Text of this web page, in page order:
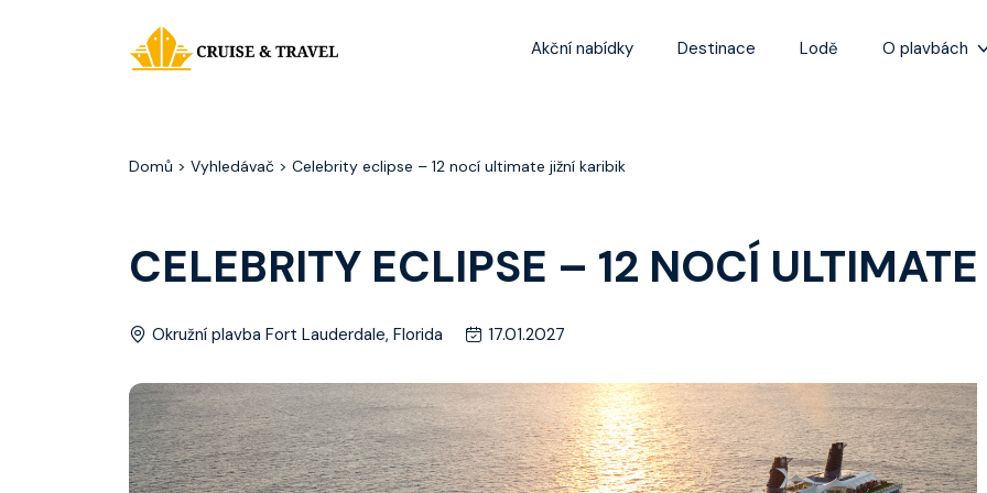
Akční nabídky Destinace Lodě O plavbách
Domů > Vyhledávač > Celebrity eclipse – 12 nocí ultimate jižní karibik
CELEBRITY ECLIPSE – 12 NOCÍ
Okružní plavba Fort Lauderdale, Florida 17.01.2027